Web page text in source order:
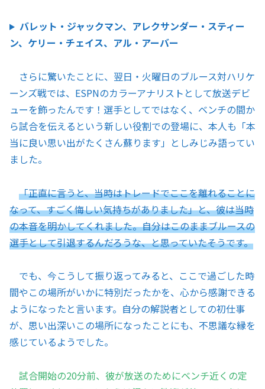
バレット・ジャックマン、アレクサンダー・スティー
ン、ケリー・チェイス、アル・アーバー
さらに驚いたことに、翌日・火曜日のブルース対ハリケ
ーンズ戦では、ESPNのカラーアナリストとして放送デビ
ューを飾ったんです！選手としてではなく、ベンチの間か
ら試合を伝えるという新しい役割での登場に、本人も「本
当に良い思い出がたくさん蘇ります」としみじみ語ってい
ました。
「正直に言うと、当時はトレードでここを離れることに
なって、すごく悔しい気持ちがありました」と、彼は当時
の本音を明かしてくれました。自分はこのままブルースの
選手として引退するんだろうな、と思っていたそうです。
でも、今こうして振り返ってみると、ここで過ごした時
間やこの場所がいかに特別だったかを、心から感謝できる
ようになったと言います。自分の解説者としての初仕事
が、思い出深いこの場所になったことにも、不思議な縁を
感じているようでした。
試合開始の20分前、彼が放送のためにベンチ近くの定